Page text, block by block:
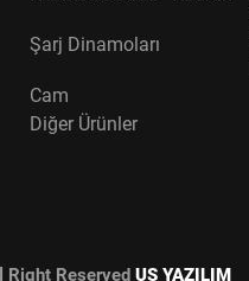
Şarj Dinamoları
Cam
Diğer Ürünler
Reserved US YAZILIM